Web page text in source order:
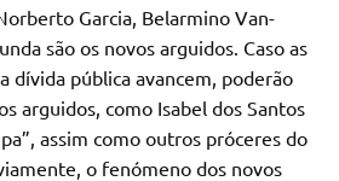
Garcia, Belarmino Van-
são os novos arguidos. Caso as
dívida pública avancem, poderão
arguidos, como Isabel dos Santos
assim como outros próceres do
o fenómeno dos novos